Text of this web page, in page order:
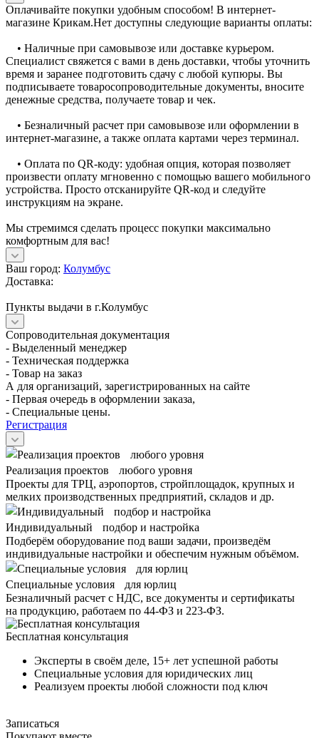
Оплачивайте покупки удобным способом! В интернет-
магазине Крикам.Нет доступны следующие варианты оплаты:
• Наличные при самовывозе или доставке курьером.
Специалист свяжется с вами в день доставки, чтобы уточнить
время и заранее подготовить сдачу с любой купюры. Вы
подписываете товаросопроводительные документы, вносите
денежные средства, получаете товар и чек.
• Безналичный расчет при самовывозе или оформлении в
интернет-магазине, а также оплата картами через терминал.
• Оплата по QR-коду: удобная опция, которая позволяет
произвести оплату мгновенно с помощью вашего мобильного
устройства. Просто отсканируйте QR-код и следуйте
инструкциям на экране.
Мы стремимся сделать процесс покупки максимально
комфортным для вас!
Ваш город: Колумбус
Доставка:
Пункты выдачи в г.Колумбус
Сопроводительная документация
- Выделенный менеджер
- Техническая поддержка
- Товар на заказ
А для организаций, зарегистрированных на сайте
- Первая очередь в оформлении заказа,
- Специальные цены.
Регистрация
Реализация проектов любого уровня
Проекты для ТРЦ, аэропортов, стройплощадок, крупных и
мелких производственных предприятий, складов и др.
Индивидуальный подбор и настройка
Подберём оборудование под ваши задачи, произведём
индивидуальные настройки и обеспечим нужным объёмом.
Специальные условия для юрлиц
Безналичный расчет с НДС, все документы и сертификаты
на продукцию, работаем по 44-ФЗ и 223-ФЗ.
Бесплатная консультация
Эксперты в своём деле, 15+ лет успешной работы
Специальные условия для юридических лиц
Реализуем проекты любой сложности под ключ
Записаться